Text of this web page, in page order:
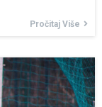
Pročitaj Više